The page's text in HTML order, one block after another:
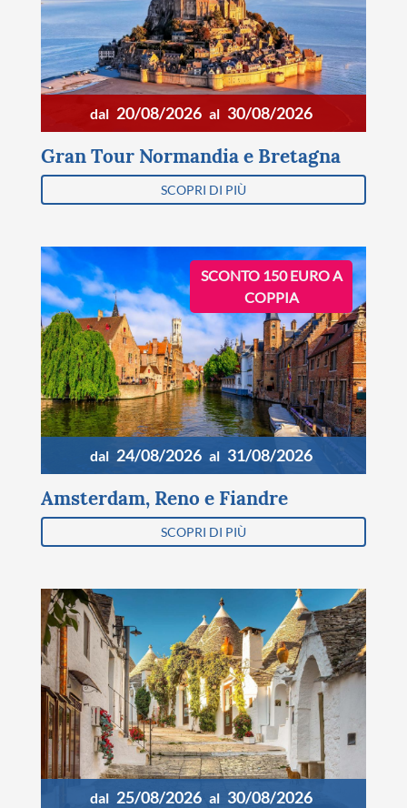
dal 20/08/2026 al 30/08/2026
Gran Tour Normandia e Bretagna
SCOPRI DI PIÙ
SCONTO 150 EURO A
COPPIA
dal 24/08/2026 al 31/08/2026
Amsterdam, Reno e Fiandre
SCOPRI DI PIÙ
dal 25/08/2026 al 30/08/2026